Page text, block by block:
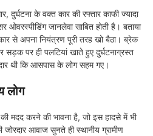
दुर्घटना के वक्त कार की रफ्तार काफी ज्यादा
ओवरस्पीडिंग जानलेवा साबित होती है। बताया
से अपना नियंत्रण पूरी तरह खो बैठा। ब्रेक
सड़क पर ही पलटियां खाते हुए दुर्घटनाग्रस्त
थी कि आसपास के लोग सहम गए।
लोग
मदद करने की भावना है, जो इस हादसे में भी
आवाज सुनते ही स्थानीय ग्रामीण